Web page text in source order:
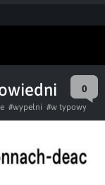
0
#wypełni #w typowy